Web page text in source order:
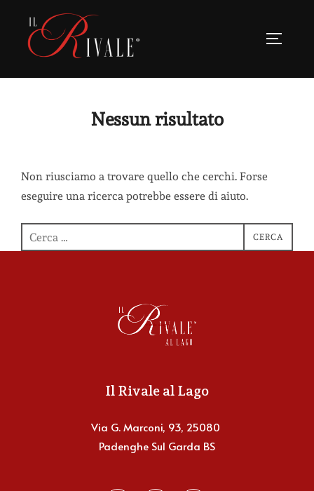
Nessun risultato
Non riusciamo a trovare quello che cerchi. Forse
eseguire una ricerca potrebbe essere di aiuto.
CERCA
rivale al lago
Il Rivale al Lago
Via G. Marconi, 93, 25080
Padenghe Sul Garda BS